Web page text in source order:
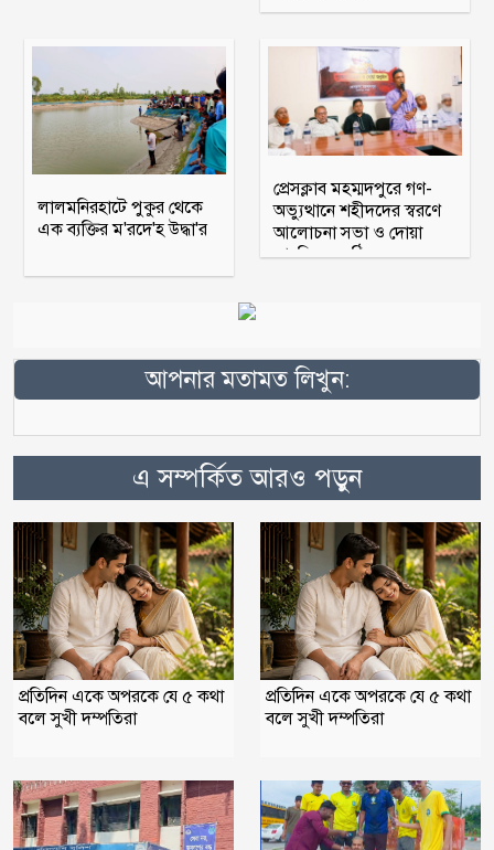
লালমনিরহাটে পুকুর থেকে
এক ব্যক্তির ম'রদে'হ উদ্ধা'র
প্রেসক্লাব মহম্মদপুরে গণ-
অভ্যুত্থানে শহীদদের স্বরণে
আলোচনা সভা ও দোয়া
মাহফিল অনুষ্ঠিত
আপনার মতামত লিখুন:
এ সম্পর্কিত আরও পড়ুন
প্রতিদিন একে অপরকে যে ৫ কথা
বলে সুখী দম্পতিরা
প্রতিদিন একে অপরকে যে ৫ কথা
বলে সুখী দম্পতিরা